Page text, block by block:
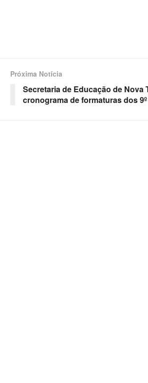
Próxima Notícia
Secretaria de Educação de Nova